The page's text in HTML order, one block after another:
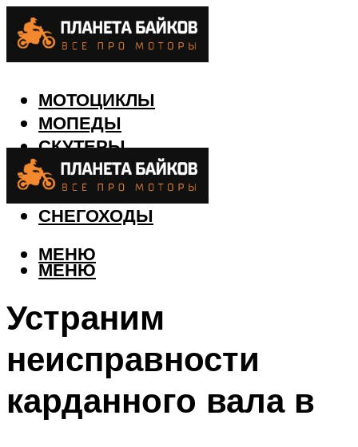
МОТОЦИКЛЫ
МОПЕДЫ
СКУТЕРЫ
КВАДРОЦИКЛЫ
ЛОДКИ
СНЕГОХОДЫ
МЕНЮ
МЕНЮ
Устраним
неисправности
карданного вала в